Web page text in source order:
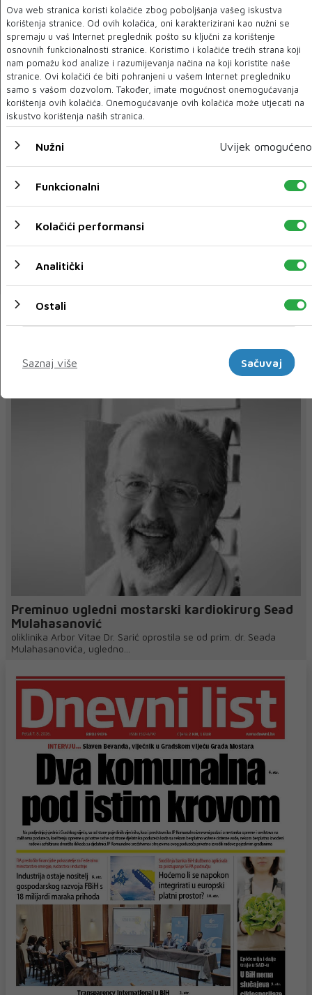
Oldtimeri u Mostaru (FOTO)
15 SVI 2021
BMW i4: Sportski paket električnog Bavarca
15 SVI 2021
Preminuo ugledni mostarski kardiokirurg Sead
Mulahasanović
oliklinika Arbor Vitae Dr. Sarić oprostila se od prim. dr. Seada
Mulahasanovića, ugledno...
Ova web stranica koristi kolačiće zbog poboljšanja vašeg iskustva
korištenja stranice. Od ovih kolačića, oni karakterizirani kao nužni se
spremaju u vaš Internet preglednik pošto su ključni za korištenje
osnovnih funkcionalnosti stranice. Koristimo i kolačiće trećih strana koji
nam pomažu kod analize i razumijevanja načina na koji koristite naše
stranice. Ovi kolačići će biti pohranjeni u vašem Internet pregledniku
samo s vašom dozvolom. Također, imate mogućnost onemogućavanja
korištenja ovih kolačića. Onemogućavanje ovih kolačića može utjecati na
iskustvo korištenja naših stranica.
Nužni Uvijek omogućeno
Funkcionalni
Kolačići performansi
Analitički
Ostali
Saznaj više
Sačuvaj